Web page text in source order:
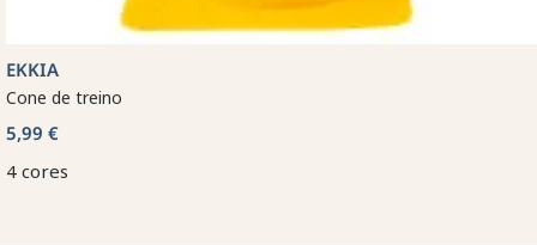
EKKIA
Cone de treino
5,99 €
4 cores